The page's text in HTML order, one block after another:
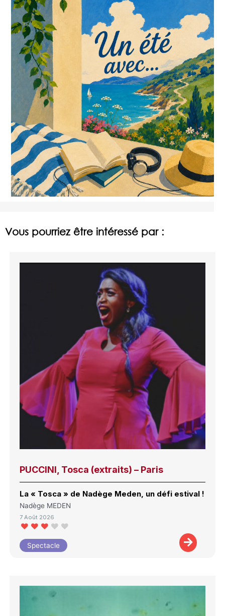
Vous pourriez être intéressé par :
PUCCINI, Tosca (extraits) – Paris
La « Tosca » de Nadège Meden, un défi estival !
Nadège MEDEN
7 Août 2026
Spectacle